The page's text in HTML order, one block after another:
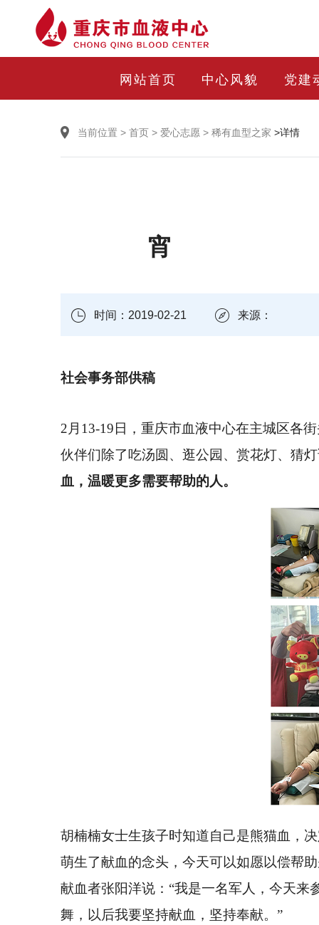
网站首页 中心风貌 党建
当前位置 > 首页 > 爱心志愿 > 稀有血型之家 >详情
时间：2019-02-21 来源：
社会事务部供稿
2月13-19日，重庆市血液中心在主城区各
伙伴们除了吃汤圆、逛公园、赏花灯、猜
血，温暖更多需要帮助的人。
胡楠楠女士生孩子时知道自己是熊猫血，
萌生了献血的念头，今天可以如愿以偿帮
献血者张阳洋说：“我是一名军人，今天
舞，以后我要坚持献血，坚持奉献。”